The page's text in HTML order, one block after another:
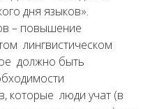
дня языков».
– повышение
лингвистическом
должно быть
которые люди учат (в